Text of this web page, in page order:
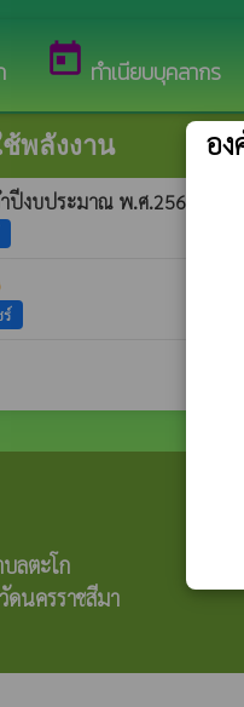
today ทำเนียบบุคลากร
พลังงาน
ปีงบประมาณ พ.ศ.2566
ร์
ลตะโก
ดนครราชสีมา
อ